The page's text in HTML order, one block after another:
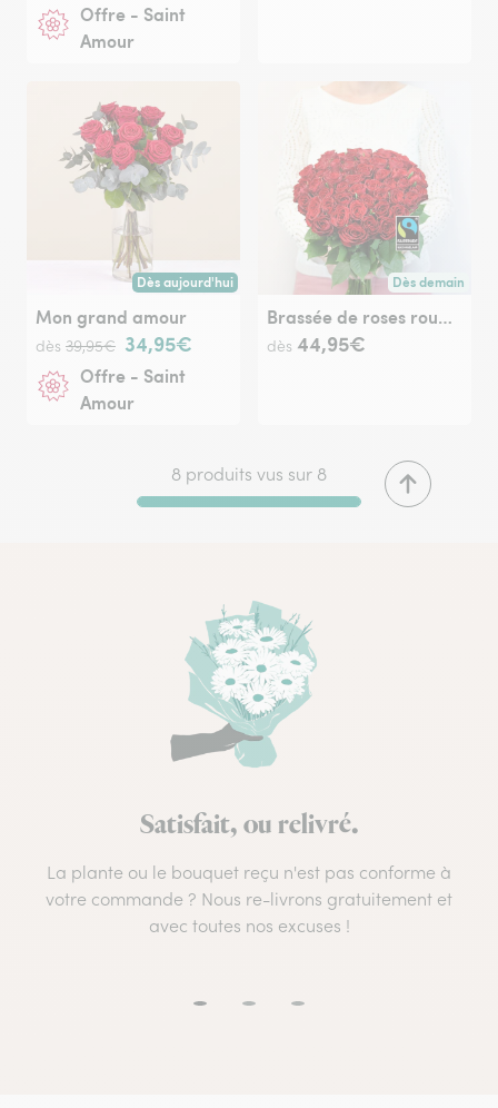
Offre - Saint
Amour
Dès aujourd'hui
Livraison dès aujourd'hui (pour toute commande passée
Mon grand amour
dès 39,95€ 34,95€
Offre - Saint
Amour
Dès demain
Livraison dès
Brassée de roses rouges Max Havelaar
dès 44,95€
8 produits vus sur 8
Satisfait, ou relivré.
La plante ou le bouquet reçu n'est pas conforme à
votre commande ? Nous re-livrons gratuitement et
avec toutes nos excuses !